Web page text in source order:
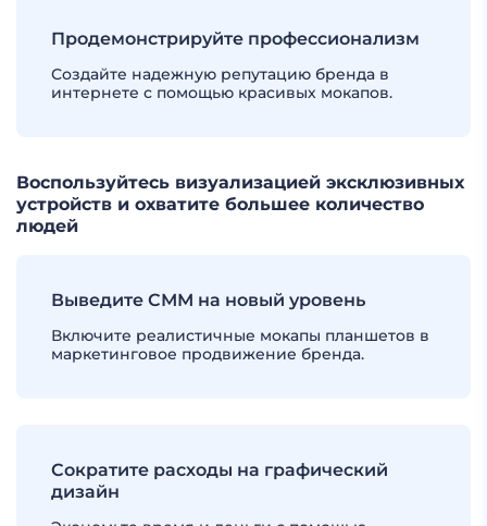
Продемонстрируйте профессионализм
Создайте надежную репутацию бренда в
интернете с помощью красивых мокапов.
Воспользуйтесь визуализацией эксклюзивных
устройств и охватите большее количество
людей
Выведите СММ на новый уровень
Включите реалистичные мокапы планшетов в
маркетинговое продвижение бренда.
Сократите расходы на графический
дизайн